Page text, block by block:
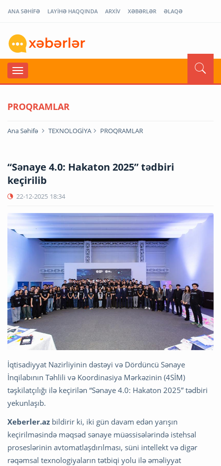
ANA SƏHİFƏ LAYİHƏ HAQQINDA ARXİV XƏBƏRLƏR ƏLAQƏ
PROQRAMLAR
Ana Səhifə TEXNOLOGİYA PROQRAMLAR
“Sənaye 4.0: Hakaton 2025” tədbiri
keçirilib
22-12-2025 18:34
İqtisadiyyat Nazirliyinin dəstəyi və Dördüncü Sənaye
İnqilabının Təhlili və Koordinasiya Mərkəzinin (4SİM)
təşkilatçılığı ilə keçirilən “Sənaye 4.0: Hakaton 2025” tədbiri
yekunlaşıb.
Xeberler.az bildirir ki, iki gün davam edən yarışın
keçirilməsində məqsəd sənaye müəssisələrində istehsal
proseslərinin avtomatlaşdırılması, süni intellekt və digər
rəqəmsal texnologiyaların tətbiqi yolu ilə əməliyyat